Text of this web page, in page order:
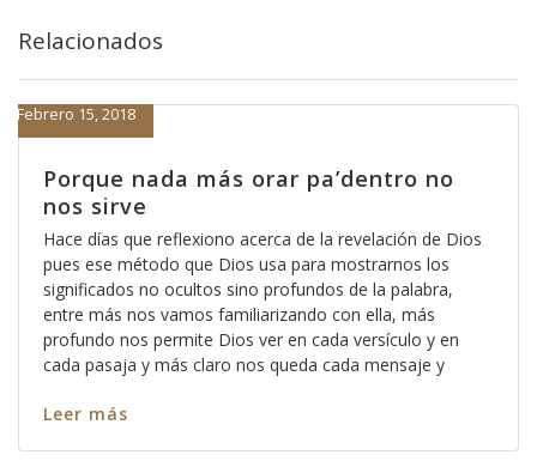
Relacionados
Porque nada más orar pa’dentro no
nos sirve
Febrero 15, 2018
Hace días que reflexiono acerca de la revelación de Dios
pues ese método que Dios usa para mostrarnos los
significados no ocultos sino profundos de la palabra,
entre más nos vamos familiarizando con ella, más
profundo nos permite Dios ver en cada versículo y en
cada pasaja y más claro nos queda cada mensaje y
Leer más